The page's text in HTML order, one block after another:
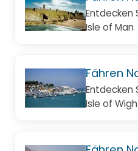
Entdecken
Isle of Man
Fähren
Entdecken
Isle of